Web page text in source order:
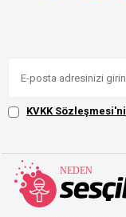
KVKK Sözleşmesi'ni